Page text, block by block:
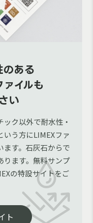
のある
ァイルも
い
ク以外で耐水性・
う方にLIMEXファ
ます。石灰石からで
ります。無料サンプ
の特設サイトをご
ト